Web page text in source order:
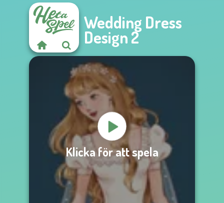
Wedding Dress
Design 2
Klicka för att spela